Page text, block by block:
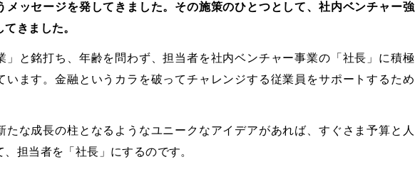
メッセージを発してきました。その施策のひとつとして、社内ベンチャー強
きました。
」と銘打ち、年齢を問わず、担当者を社内ベンチャー事業の「社長」に積極
います。金融というカラを破ってチャレンジする従業員をサポートするため
たな成長の柱となるようなユニークなアイデアがあれば、すぐさま予算と人
、担当者を「社長」にするのです。